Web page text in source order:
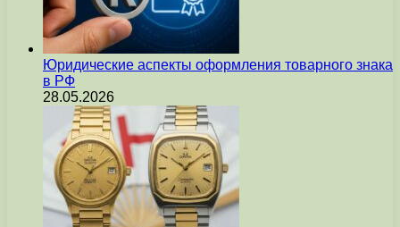
Юридические аспекты оформления товарного знака
в РФ
28.05.2026